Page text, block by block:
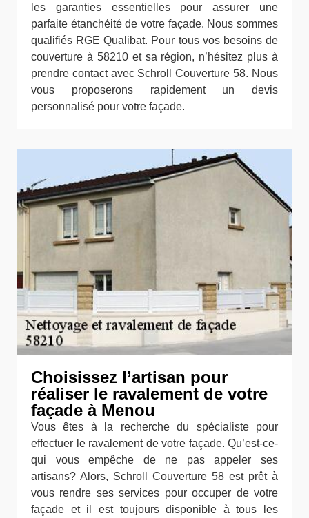
les garanties essentielles pour assurer une
parfaite étanchéité de votre façade. Nous sommes
qualifiés RGE Qualibat. Pour tous vos besoins de
couverture à 58210 et sa région, n’hésitez plus à
prendre contact avec Schroll Couverture 58. Nous
vous proposerons rapidement un devis
personnalisé pour votre façade.
Choisissez l’artisan pour
réaliser le ravalement de votre
façade à Menou
Vous êtes à la recherche du spécialiste pour
effectuer le ravalement de votre façade. Qu’est-ce-
qui vous empêche de ne pas appeler ses
artisans? Alors, Schroll Couverture 58 est prêt à
vous rendre ses services pour occuper de votre
façade et il est toujours disponible à tous les